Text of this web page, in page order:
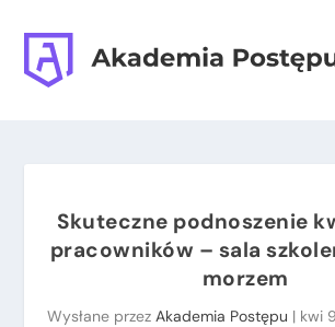
Skuteczne podnoszenie
pracowników – sala
morzem
Wysłane przez Akademia Postępu | kwi